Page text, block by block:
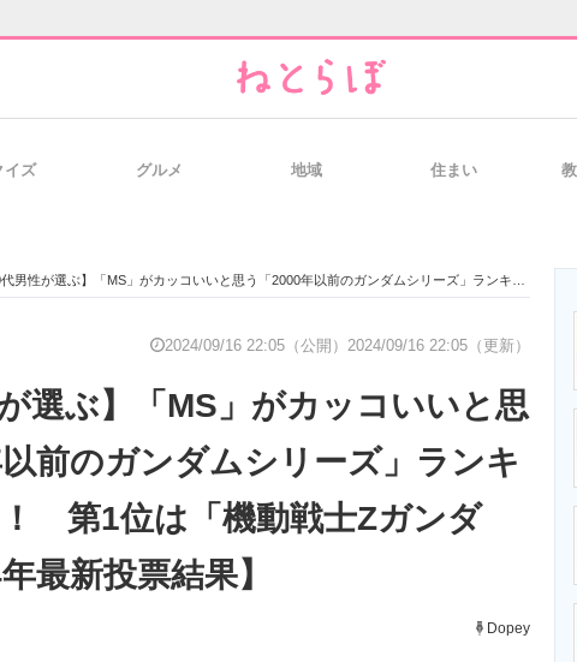
経営リーダーの
けIT製品の総合サイト 製造業のIT導入
トロニクス専門サイト 電子設計の基本と応用 エネルギーの
イズ グルメ 地域 住まい
男性が選ぶ】「MS」がカッコいいと思う「2000年以前のガンダムシリーズ」ランキングTOP13！ 第1位は「機動戦士Ζガンダム」【2024年最新投票結果】
2024/09/16 22:05（公開） 2024/09/16 22:05（更新）
が選ぶ】「MS」がカッコいいと思
前のガンダムシリーズ」ランキ
第1位は「機動戦士Ζガンダ
最新投票結果】
Dopey